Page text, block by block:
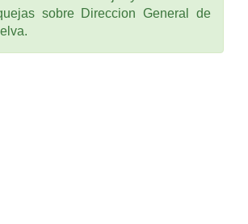
sobre Direccion General de